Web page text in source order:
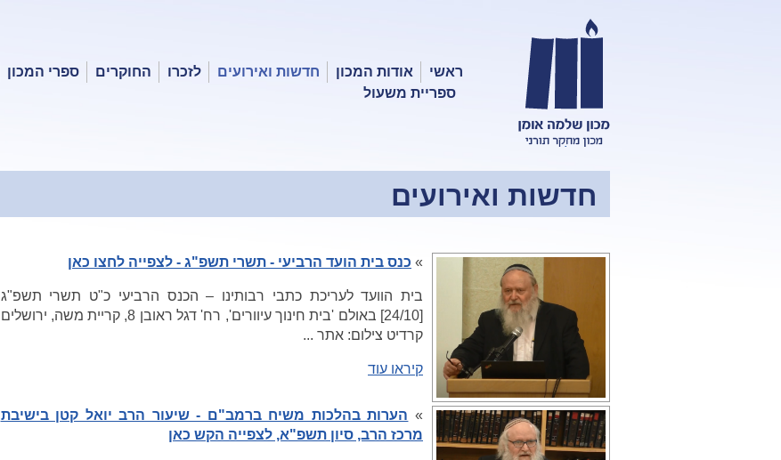
ראשי אודות המכון חדשות ואירועים לזכרו החוקרים ספרי המכון
ספריית משעול
חדשות ואירועים
» כנס בית הועד הרביעי - תשרי תשפ"ג - לצפייה לחצו כאן
בית הוועד לעריכת כתבי רבותינו – הכנס הרביעי כ"ט תשרי תשפ"ג
[24/10] באולם 'בית חינוך עיוורים', רח' דגל ראובן 8, קריית משה, ירושלים
קרדיט צילום: אתר ...
קיראו עוד
» הערות בהלכות משיח ברמב"ם - שיעור הרב יואל קטן בישיבת
מרכז הרב, סיון תשפ"א, לצפייה הקש כאן